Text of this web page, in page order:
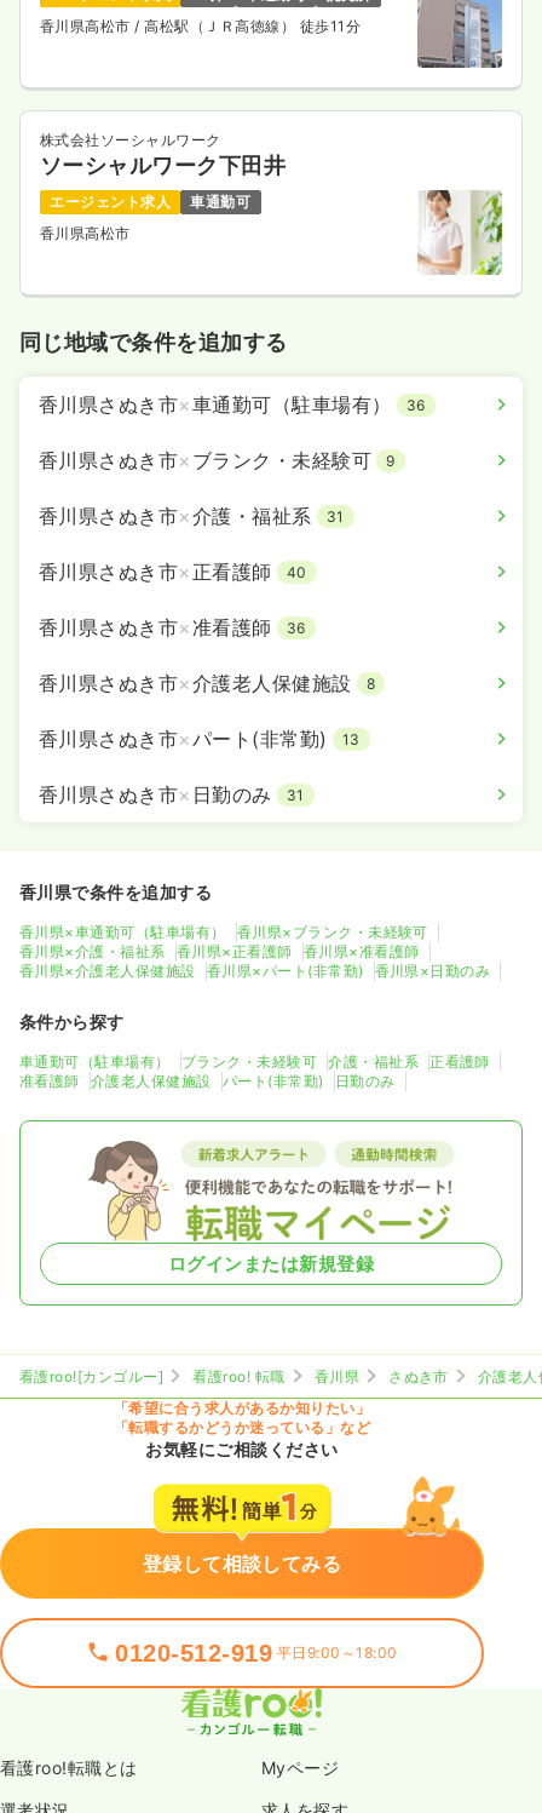
香川県高松市/ 高松駅（ＪＲ高徳線） 徒歩11分
株式会社ソーシャルワーク
ソーシャルワーク下田井
エージェント求人
車通勤可
香川県高松市
同じ地域で条件を追加する
香川県さぬき市×車通勤可（駐車場有） 36
香川県さぬき市× ブランク・未経験可 9
香川県さぬき市×介護・福祉系 31
香川県さぬき市× 正看護師 40
香川県さぬき市×准看護師 36
香川県さぬき市×介護老人保健施設 8
香川県さぬき市×パート(非常勤) 13
香川県さぬき市× 日勤のみ 31
香川県で条件を追加する
香川県×車通勤可（駐車場有）
香川県×ブランク・未経験可
香川県×介護・福祉系
香川県×正看護師
香川県×准看護師
香川県×介護老人保健施設
香川県×パート(非常勤) 香川県×日勤のみ
条件から探す
車通勤可（駐車場有） ブランク・未経験可 介護・福祉系
正看護師
准看護師
介護老人保健施設 パート(非常勤) 日勤のみ
ログインまたは新規登録
看護roo![カンゴルー] 看護roo! 転職 香川県 さぬき市
介護老
「希望に合う求人があるか知りたい」
「転職するかどうか迷っている」など
お気軽にご相談ください
登録して相談してみる
0120-512-919 平日9:00～18:00
看護roo!転職とは Myページ